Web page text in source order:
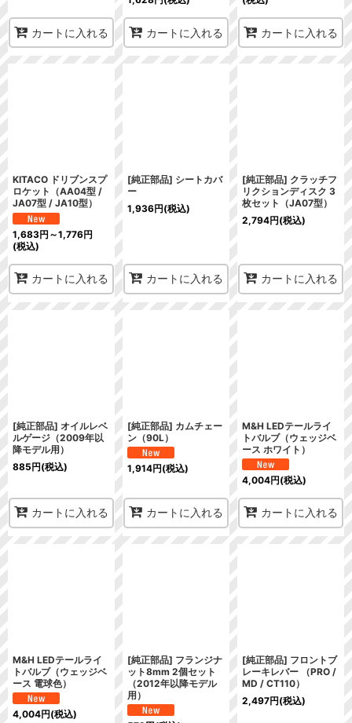
カートに入れる カートに入れる カートに入れる
KITACO ドリブンスプ
ロケット（AA04型 /
JA07型 / JA10型）
1,683円 ～1,776円
(税込)
カートに入れる
[純正部品] シートカバ
ー
1,936円(税込)
カートに入れる
[純正部品] クラッチフ
リクションディスク 3
枚セット（JA07型）
2,794円(税込)
カートに入れる
[純正部品] オイルレベ
ルゲージ（2009年以
降モデル用）
885円(税込)
カートに入れる
[純正部品] カムチェー
ン（90L）
1,914円(税込)
カートに入れる
M&H LEDテールライ
トバルブ（ウェッジベ
ース ホワイト）
4,004円(税込)
カートに入れる
M&H LEDテールライ
トバルブ（ウェッジベ
ース 電球色）
4,004円(税込)
[純正部品] フランジナ
ット8mm 2個セット
（2012年以降モデル
用）
[純正部品] フロントブ
レーキレバー （PRO /
MD / CT110）
2,497円(税込)